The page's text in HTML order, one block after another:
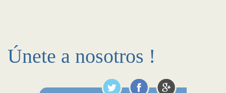
Únete a nosotros !